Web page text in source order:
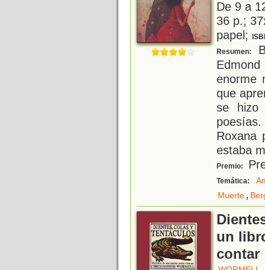
De 9 a
36 p.;
papel;
Resumen:
enorme
que
se hizo
Roxana
estaba
Premio:
Temática:
Muerte,
un
contar